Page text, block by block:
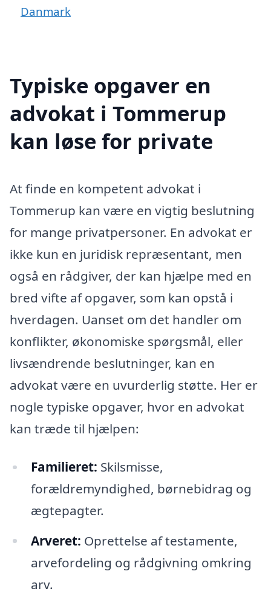
Danmark
Typiske opgaver en
advokat i Tommerup
kan løse for private
At finde en kompetent advokat i
Tommerup kan være en vigtig beslutning
for mange privatpersoner. En advokat er
ikke kun en juridisk repræsentant, men
også en rådgiver, der kan hjælpe med en
bred vifte af opgaver, som kan opstå i
hverdagen. Uanset om det handler om
konflikter, økonomiske spørgsmål, eller
livsændrende beslutninger, kan en
advokat være en uvurderlig støtte. Her er
nogle typiske opgaver, hvor en advokat
kan træde til hjælpen:
Familieret: Skilsmisse,
forældremyndighed, børnebidrag og
ægtepagter.
Arveret: Oprettelse af testamente,
arvefordeling og rådgivning omkring
arv.